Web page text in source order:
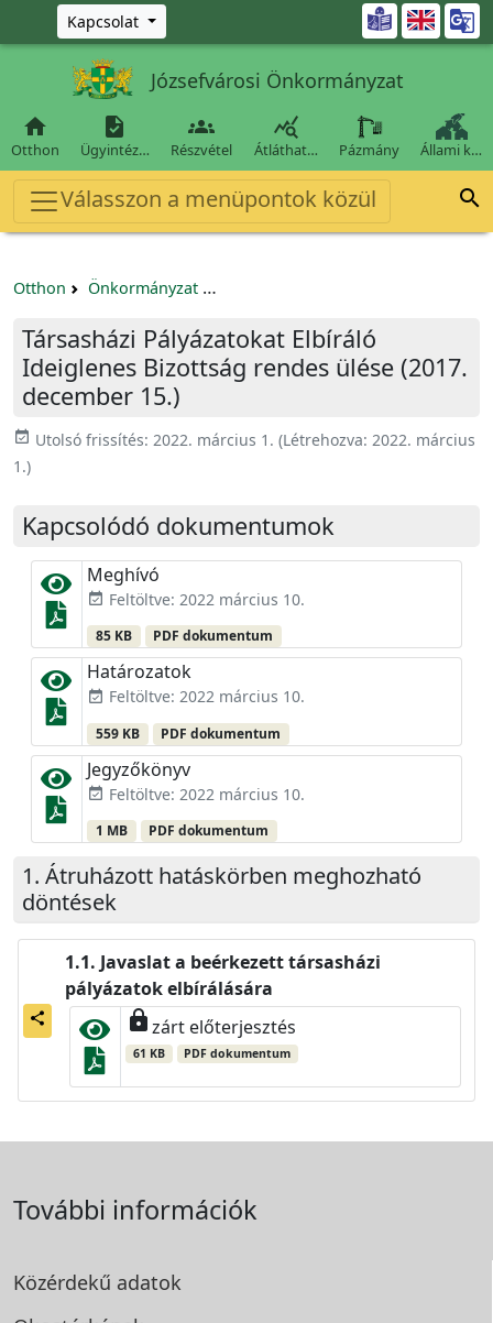
Ugrás a fő tartalomra
Kapcsolat 
Józsefvárosi Önkormányzat

Otthon

Ügyintéz…

Részvétel

Átláthat… Pázmány Állami k…
Válasszon a menüpontok közül 
Otthon Önkormányzat
Társasházi Pályázatokat Elbíráló
Ideiglenes Bizottság rendes ülése (2017.
december 15.)
event_available Utolsó frissítés: 2022. március 1. (Létrehozva: 2022. március
1.)
Kapcsolódó dokumentumok
Meghívó
event_available Feltöltve: 2022 március 10.
85 KB PDF dokumentum
Határozatok
event_available Feltöltve: 2022 március 10.
559 KB PDF dokumentum
Jegyzőkönyv
event_available Feltöltve: 2022 március 10.
1 MB PDF dokumentum
Átruházott hatáskörben meghozható
döntések
share
Javaslat a beérkezett társasházi
pályázatok elbírálására
lockzárt előterjesztés
61 KB PDF dokumentum
További információk
Közérdekű adatok